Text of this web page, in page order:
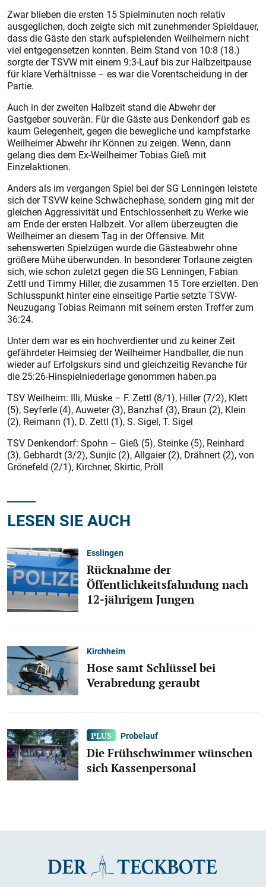
Zwar blieben die ersten 15 Spielminuten noch relativ
ausgeglichen, doch zeigte sich mit zunehmender Spieldauer,
dass die Gäste den stark aufspielenden Weilheimern nicht
viel entgegensetzen konnten. Beim Stand von 10:8 (18.)
sorgte der TSVW mit einem 9:3-Lauf bis zur Halbzeitpause
für klare Verhältnisse – es war die Vorentscheidung in der
Partie.
Auch in der zweiten Halbzeit stand die Abwehr der
Gastgeber souverän. Für die Gäste aus Denkendorf gab es
kaum Gelegenheit, gegen die bewegliche und kampfstarke
Weilheimer Abwehr ihr Können zu zeigen. Wenn, dann
gelang dies dem Ex-Weilheimer Tobias Gieß mit
Einzelaktionen.
Anders als im vergangen Spiel bei der SG Lenningen leistete
sich der TSVW keine Schwächephase, sondern ging mit der
gleichen Aggressivität und Entschlossenheit zu Werke wie
am Ende der ersten Halbzeit. Vor allem überzeugten die
Weilheimer an diesem Tag in der Offensive. Mit
sehenswerten Spielzügen wurde die Gästeabwehr ohne
größere Mühe überwunden. In besonderer Torlaune zeigten
sich, wie schon zuletzt gegen die SG Lenningen, Fabian
Zettl und Timmy Hiller, die zusammen 15 Tore erzielten. Den
Schlusspunkt hinter eine einseitige Partie setzte TSVW-
Neuzugang Tobias Reimann mit seinem ersten Treffer zum
36:24.
Unter dem war es ein hochverdienter und zu keiner Zeit
gefährdeter Heimsieg der Weilheimer Handballer, die nun
wieder auf Erfolgskurs sind und gleichzeitig Revanche für
die 25:26-Hinspielniederlage genommen haben.pa
TSV Weilheim: Illi, Müske – F. Zettl (8/1), Hiller (7/2), Klett
(5), Seyferle (4), Auweter (3), Banzhaf (3), Braun (2), Klein
(2), Reimann (1), D. Zettl (1), S. Sigel, T. Sigel
TSV Denkendorf: Spohn – Gieß (5), Steinke (5), Reinhard
(3), Gebhardt (3/2), Sunjic (2), Allgaier (2), Drähnert (2), von
Grönefeld (2/1), Kirchner, Skirtic, Pröll
LESEN SIE AUCH
Esslingen
Rücknahme der
Öffentlichkeitsfahndung nach
12-jährigem Jungen
Kirchheim
Hose samt Schlüssel bei
Verabredung geraubt
Probelauf
Die Frühschwimmer wünschen
sich Kassenpersonal